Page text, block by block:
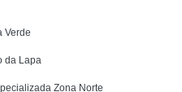
Verde
da Lapa
Zona Norte